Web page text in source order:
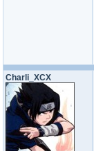
Charli_XCX